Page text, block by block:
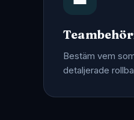
Bestäm vem
detaljerade